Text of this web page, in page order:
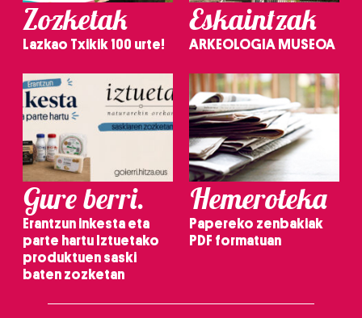
Zozketak
Lazkao Txikik 100 urte!
Eskaintzak
ARKEOLOGIA MUSEOA
Gure berri.
Erantzun inkesta eta
parte hartu Iztuetako
produktuen saski
baten zozketan
Hemeroteka
Papereko zenbakiak
PDF formatuan